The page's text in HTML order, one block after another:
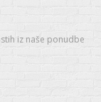
iz naše ponudbe